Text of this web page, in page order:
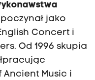
jako
Concert i
Od 1996 skupia
Music i